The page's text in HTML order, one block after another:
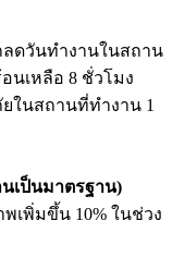
ลดวันทำงานในสถาน
นเหลือ 8 ชั่วโมง
ในสถานที่ทำงาน 1
นเป็นมาตรฐาน)
เพิ่มขึ้น 10% ในช่วง